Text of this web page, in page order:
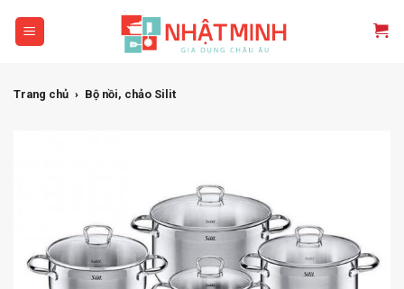
Trang chủ › Bộ nồi, chảo Silit